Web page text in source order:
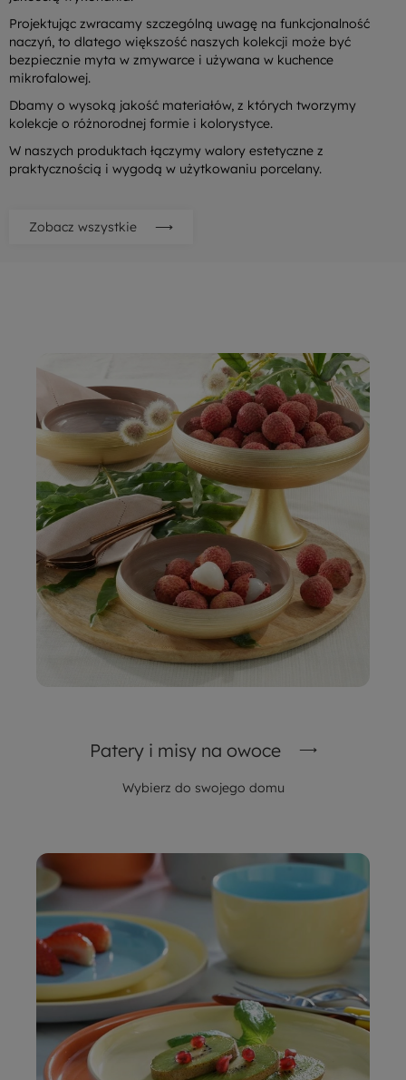
Projektując zwracamy szczególną uwagę na funkcjonalność
naczyń, to dlatego większość naszych kolekcji może być
bezpiecznie myta w zmywarce i używana w kuchence
mikrofalowej.
Dbamy o wysoką jakość materiałów, z których tworzymy
kolekcje o różnorodnej formie i kolorystyce.
W naszych produktach łączymy walory estetyczne z
praktycznością i wygodą w użytkowaniu porcelany.
Zobacz wszystkie
Patery i misy na owoce
Wybierz do swojego domu